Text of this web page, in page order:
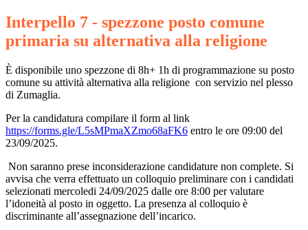
Interpello 7 - spezzone posto comune
primaria su alternativa alla religione
È disponibile uno spezzone di 8h+ 1h di programmazione su posto
comune su attività alternativa alla religione con servizio nel plesso
di Zumaglia.
Per la candidatura compilare il form al link
https://forms.gle/L5sMPmaXZmo68aFK6 entro le ore 09:00 del
23/09/2025.
Non saranno prese inconsiderazione candidature non complete. Si
avvisa che verra effettuato un colloquio preliminare con i candidati
selezionati mercoledi 24/09/2025 dalle ore 8:00 per valutare
l’idoneità al posto in oggetto. La presenza al colloquio è
discriminante all’assegnazione dell’incarico.